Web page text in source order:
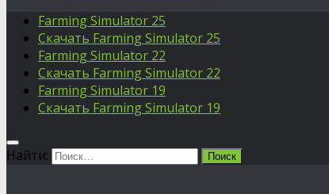
Farming Simulator 25
Скачать Farming Simulator 25
Farming Simulator 22
Скачать Farming Simulator 22
Farming Simulator 19
Скачать Farming Simulator 19
Найти: